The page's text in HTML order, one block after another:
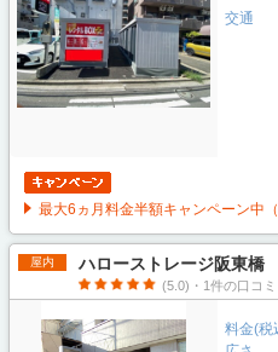
交通
最大6ヵ月料金半額キャンペーン中
屋内 ハローストレージ阪東橋
(5.0)・1件の口コミ
料金(税